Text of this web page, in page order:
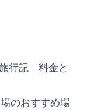
行記 料金と
のおすすめ場